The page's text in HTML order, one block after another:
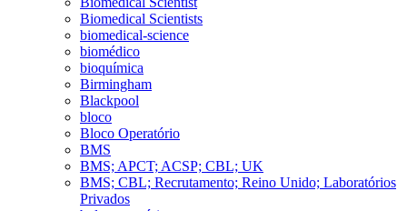
Biomedical Scientists
biomedical-science
biomédico
bioquímica
Birmingham
Blackpool
bloco
Bloco Operatório
BMS
BMS; APCT; ACSP; CBL; UK
BMS; CBL; Recrutamento; Reino Unido; Laboratórios
Privados